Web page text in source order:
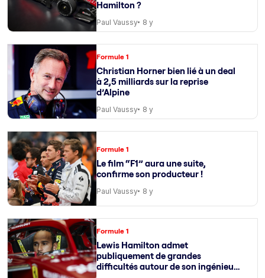
Hamilton ?
Paul Vaussy 8 y
Formule 1
Christian Horner bien lié à un deal
à 2,5 milliards sur la reprise
d’Alpine
Paul Vaussy 8 y
Formule 1
Le film “F1” aura une suite,
confirme son producteur !
Paul Vaussy 8 y
Formule 1
Lewis Hamilton admet
publiquement de grandes
difficultés autour de son ingénieur